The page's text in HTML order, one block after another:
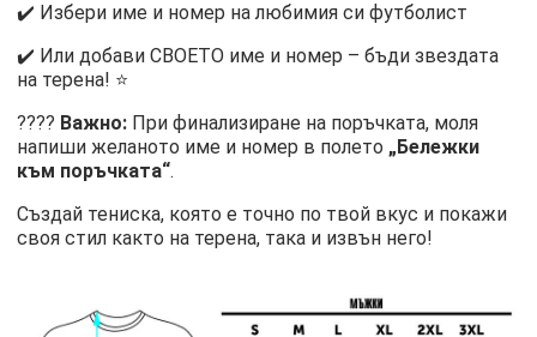
✔️ Избери име и номер на любимия си футболист
✔️ Или добави СВОЕТО име и номер – бъди звездата
на терена! ⭐
???? Важно: При финализиране на поръчката, моля
напиши желаното име и номер в полето „Бележки
към поръчката“.
Създай тениска, която е точно по твой вкус и покажи
своя стил както на терена, така и извън него!